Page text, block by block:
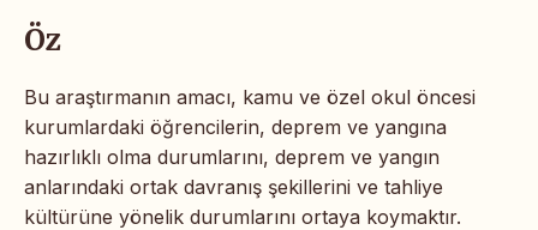
Öz
Bu araştırmanın amacı, kamu ve özel okul öncesi
kurumlardaki öğrencilerin, deprem ve yangına
hazırlıklı olma durumlarını, deprem ve yangın
anlarındaki ortak davranış şekillerini ve tahliye
kültürüne yönelik durumlarını ortaya koymaktır.